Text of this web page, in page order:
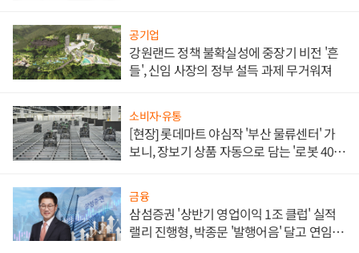
공기업
강원랜드 정책 불확실성에 중장기 비전 '흔
들', 신임 사장의 정부 설득 과제 무거워져
소비자·유통
[현장] 롯데마트 야심작 '부산 물류센터' 가
보니, 장보기 상품 자동으로 담는 '로봇 400
금융
삼섬증권 '상반기 영업이익 1조 클럽' 실적
랠리 진행형, 박종문 '발행어음' 달고 연임 향